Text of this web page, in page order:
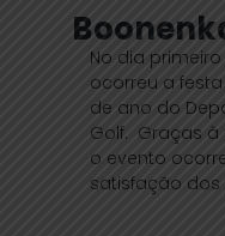
No dia
ocorreu a
de ano do
Golf. Graças
o evento
satisfação dos